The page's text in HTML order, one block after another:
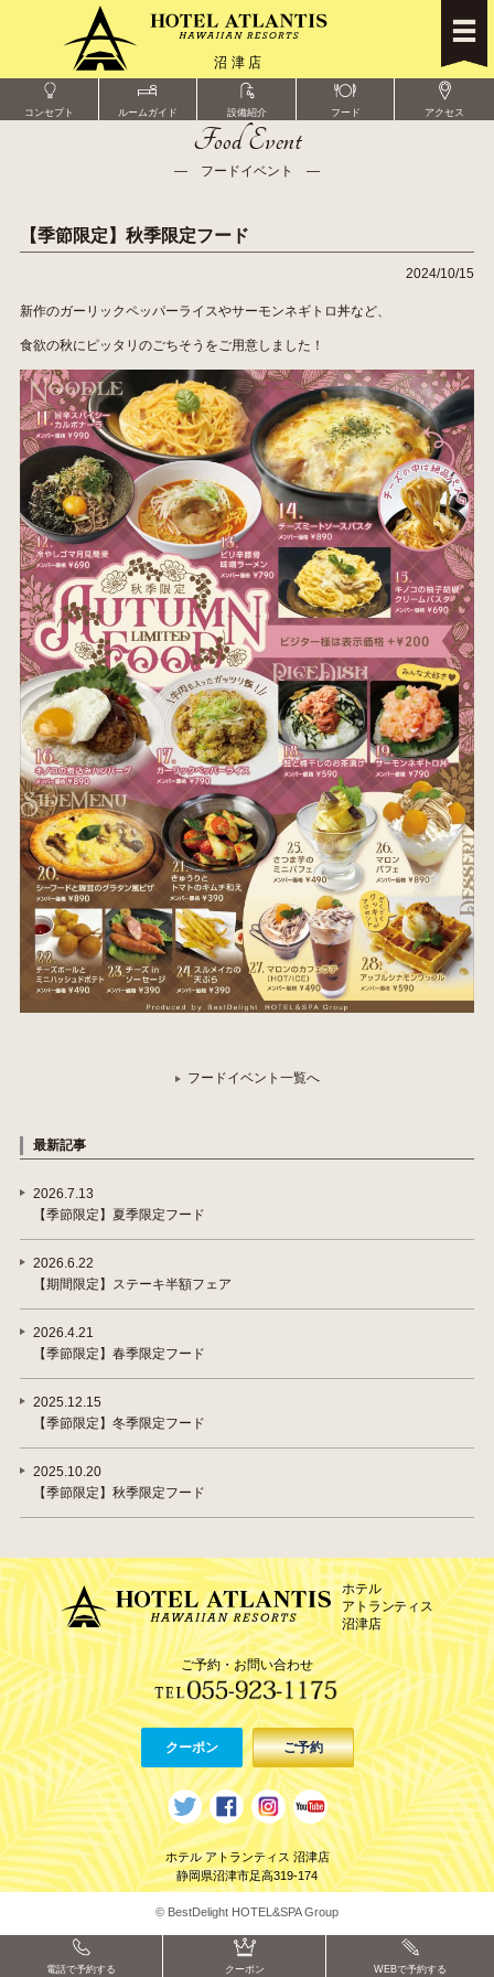
コンセプト ルームガイド 設備紹介 フード アクセス
Food Event
― フードイベント ―
【季節限定】秋季限定フード
2024/10/15
新作のガーリックペッパーライスやサーモンネギトロ丼など、
食欲の秋にピッタリのごちそうをご用意しました！
フードイベント一覧へ
最新記事
2026.7.13
【季節限定】夏季限定フード
2026.6.22
【期間限定】ステーキ半額フェア
2026.4.21
【季節限定】春季限定フード
2025.12.15
【季節限定】冬季限定フード
2025.10.20
【季節限定】秋季限定フード
ホテル
アトランティス
沼津店
ご予約・お問い合わせ
クーポン ご予約
ホテル アトランティス 沼津店
静岡県沼津市足高319-174
© BestDelight HOTEL&SPA Group
電話で予約する クーポン WEBで予約する